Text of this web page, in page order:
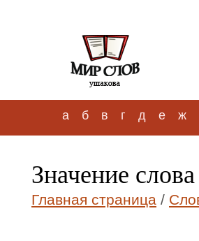
а б в г д е ж
Значение
Главная страница /